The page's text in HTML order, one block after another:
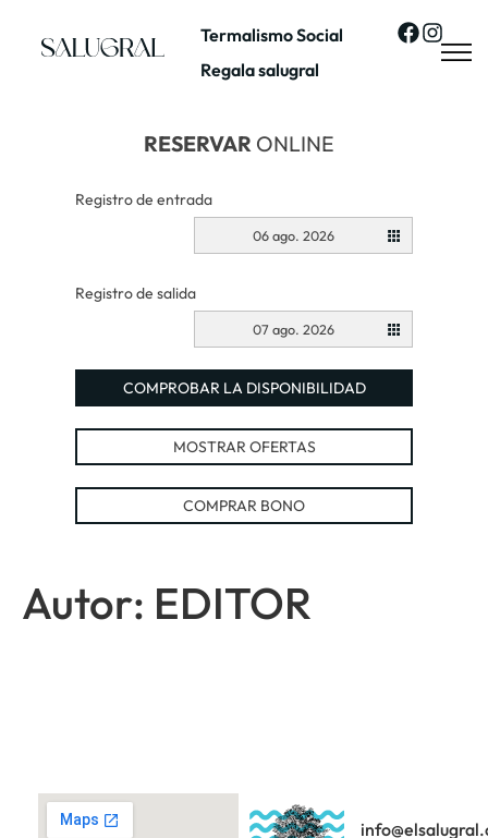
Termalismo Social
Regala salugral
RESERVARONLINE
Registro de entrada
06 ago. 2026
Registro de salida
07 ago. 2026
COMPROBAR LA DISPONIBILIDAD
MOSTRAR OFERTAS
COMPRAR BONO
Autor: EDITOR